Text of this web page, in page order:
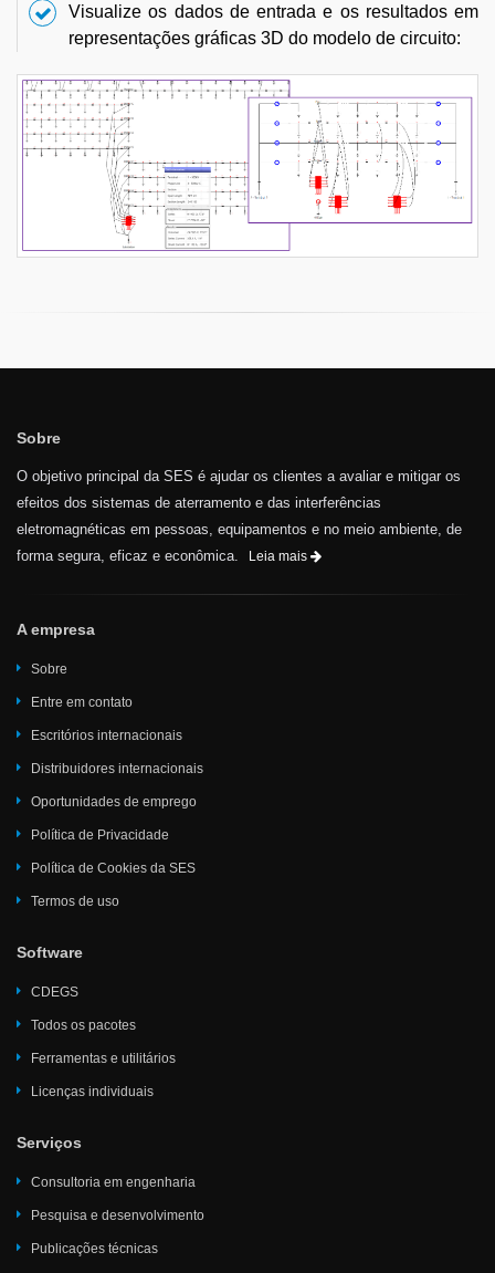
Visualize os dados de entrada e os resultados em
representações gráficas 3D do modelo de circuito:
Sobre
O objetivo principal da SES é ajudar os clientes a avaliar e mitigar os
efeitos dos sistemas de aterramento e das interferências
eletromagnéticas em pessoas, equipamentos e no meio ambiente, de
forma segura, eficaz e econômica.
Leia mais
A empresa
Sobre
Entre em contato
Escritórios internacionais
Distribuidores internacionais
Oportunidades de emprego
Política de Privacidade
Política de Cookies da SES
Termos de uso
Software
CDEGS
Todos os pacotes
Ferramentas e utilitários
Licenças individuais
Serviços
Consultoria em engenharia
Pesquisa e desenvolvimento
Publicações técnicas